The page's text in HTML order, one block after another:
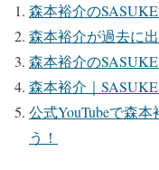
森本裕介の
森本裕介が過去に
森本裕介の
森本裕介｜
公式YouTubeで森
う！